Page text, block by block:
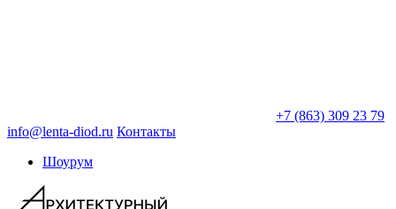
+7 (863) 309 23 79
info@lenta-diod.ru Контакты
Шоурум